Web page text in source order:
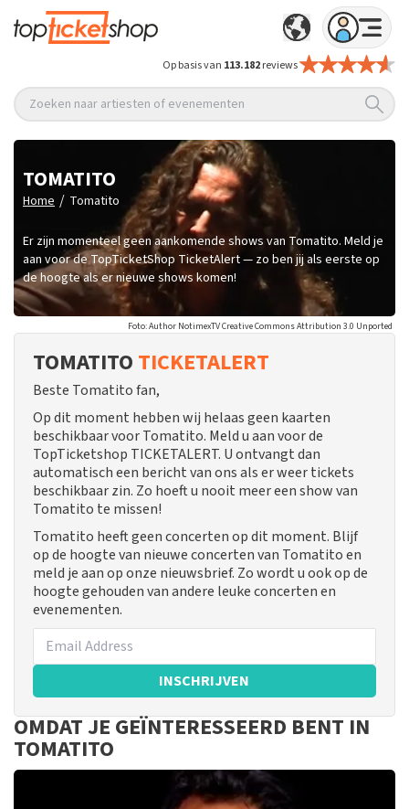
Op basis van 113.182reviews
Zoeken naar artiesten of evenementen
TOMATITO
Home / Tomatito
Er zijn momenteel geen aankomende shows van Tomatito. Meld je
aan voor de TopTicketShop TicketAlert — zo ben jij als eerste op
de hoogte als er nieuwe shows komen!
Foto: Author NotimexTV Creative Commons Attribution 3.0 Unported
TOMATITO TICKETALERT
Beste Tomatito fan,
Op dit moment hebben wij helaas geen kaarten
beschikbaar voor Tomatito. Meld u aan voor de
TopTicketshop TICKETALERT. U ontvangt dan
automatisch een bericht van ons als er weer tickets
beschikbaar zin. Zo hoeft u nooit meer een show van
Tomatito te missen!
Tomatito heeft geen concerten op dit moment. Blijf
op de hoogte van nieuwe concerten van Tomatito en
meld je aan op onze nieuwsbrief. Zo wordt u ook op de
hoogte gehouden van andere leuke concerten en
evenementen.
INSCHRIJVEN
OMDAT JE GEÏNTERESSEERD BENT IN
TOMATITO